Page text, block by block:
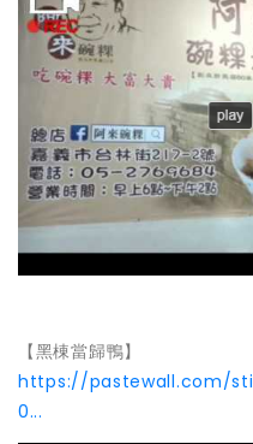
【黑棟當歸鴨】
https://pastewall.com/
0...